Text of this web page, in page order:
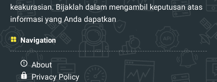
keakurasian. Bijaklah dalam mengambil keputusan atas
informasi yang Anda dapatkan
Navigation
About
Privacy Policy